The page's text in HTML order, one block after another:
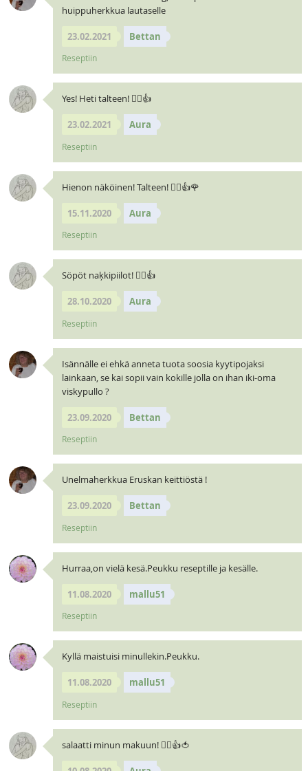
huippuherkkua lautaselle
23.02.2021 Bettan
Reseptiin
Yes! Heti talteen! 🧝‍♀️👍
23.02.2021 Aura
Reseptiin
Hienon näköinen! Talteen! 🧝‍♀️👍🌹
15.11.2020 Aura
Reseptiin
Söpöt naķkipiilot! 🧝‍♀️👍
28.10.2020 Aura
Reseptiin
Isännälle ei ehkä anneta tuota soosia kyytipojaksi
lainkaan, se kai sopii vain kokille jolla on ihan iki-oma
viskypullo ?
23.09.2020 Bettan
Reseptiin
Unelmaherkkua Eruskan keittiöstä !
23.09.2020 Bettan
Reseptiin
Hurraa,on vielä kesä.Peukku reseptille ja kesälle.
11.08.2020 mallu51
Reseptiin
Kyllä maistuisi minullekin.Peukku.
11.08.2020 mallu51
Reseptiin
salaatti minun makuun! 🧝‍♀️👍🍅